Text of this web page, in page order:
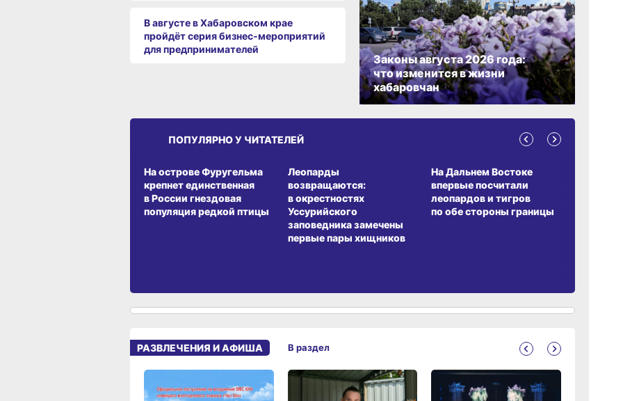
В августе в Хабаровском крае
пройдёт серия бизнес‑мероприятий
для предпринимателей
Законы августа 2026 года:
что изменится в жизни
хабаровчан
ПОПУЛЯРНО У ЧИТАТЕЛЕЙ
На острове Фуругельма
крепнет единственная
в России гнездовая
популяция редкой птицы
Леопарды
возвращаются:
в окрестностях
Уссурийского
заповедника замечены
первые пары хищников
На Дальнем Востоке
впервые посчитали
леопардов и тигров
по обе стороны границы
РАЗВЛЕЧЕНИЯ И АФИША В раздел